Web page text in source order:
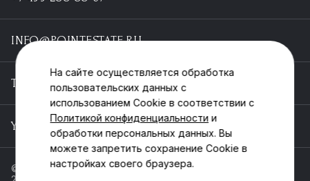
INFO@POINTESTATE.RU
TELEGRAM
YOUTUBE
© ООО «Пойнт эстейт», ИНН 55546464612,
На сайте осуществляется обработка
пользовательских данных с
использованием Cookie в соответствии с
Политикой конфиденциальности и
обработки персональных данных. Вы
можете запретить сохранение Cookie в
настройках своего браузера.